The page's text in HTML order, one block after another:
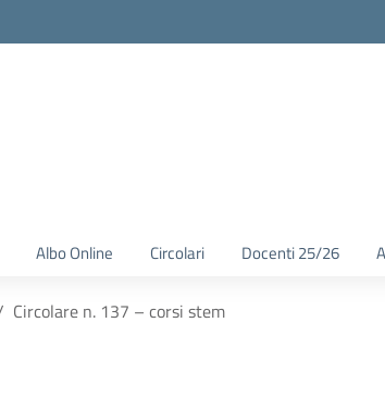
Albo Online Circolari Docenti 25/26
Circolare n. 137 – corsi stem